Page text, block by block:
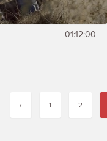
01:12:00
‹ 1 2